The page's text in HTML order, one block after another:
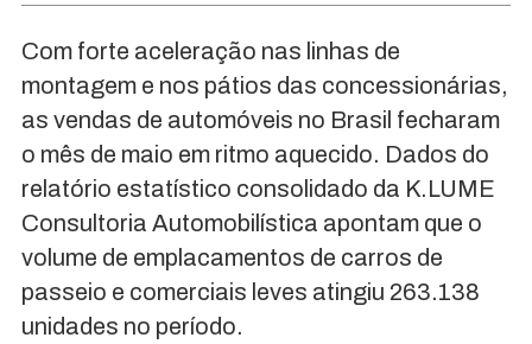
Com forte aceleração nas linhas de
montagem e nos pátios das concessionárias,
as vendas de automóveis no Brasil fecharam
o mês de maio em ritmo aquecido. Dados do
relatório estatístico consolidado da K.LUME
Consultoria Automobilística apontam que o
volume de emplacamentos de carros de
passeio e comerciais leves atingiu 263.138
unidades no período.